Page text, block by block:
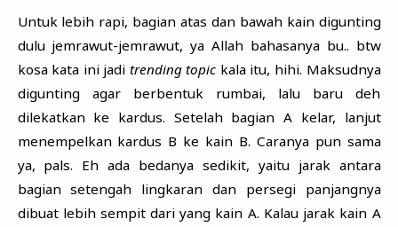
Untuk lebih rapi, bagian atas dan bawah kain digunting
dulu jemrawut-jemrawut, ya Allah bahasanya bu.. btw
kosa kata ini jadi trending topic kala itu, hihi. Maksudnya
digunting agar berbentuk rumbai, lalu baru deh
dilekatkan ke kardus. Setelah bagian A kelar, lanjut
menempelkan kardus B ke kain B. Caranya pun sama
ya, pals. Eh ada bedanya sedikit, yaitu jarak antara
bagian setengah lingkaran dan persegi panjangnya
dibuat lebih sempit dari yang kain A. Kalau jarak kain A